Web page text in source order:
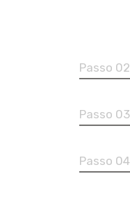
Passo
Passo
Passo